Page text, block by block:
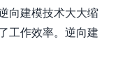
向建模技术大大缩
工作效率。逆向建